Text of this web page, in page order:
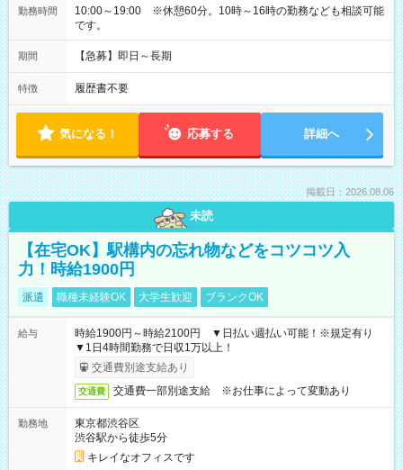
勤務時間
10:00～19:00 ※休憩60分。10時～16時の勤務なども相談可能
です。
期間 【急募】即日～長期
特徴 履歴書不要
気になる！ 応募する 詳細へ
掲載日：2026.08.06
未読
【在宅OK】駅構内の忘れ物などをコツコツ入
力！時給1900円
派遣 職種未経験OK 大学生歓迎 ブランクOK
給与
時給1900円～時給2100円 ▼日払い週払い可能！※規定有り
▼1日4時間勤務で日収1万以上！
交通費別途支給あり
交通費 交通費一部別途支給 ※お仕事によって変動あり
勤務地
東京都渋谷区
渋谷駅から徒歩5分
キレイなオフィスです